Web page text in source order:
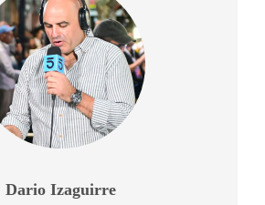
Dario Izaguirre